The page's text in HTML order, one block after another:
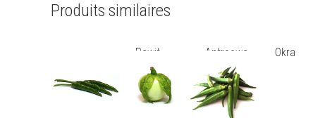
Produits similaires
Rawit
vert
Antroewa Okra